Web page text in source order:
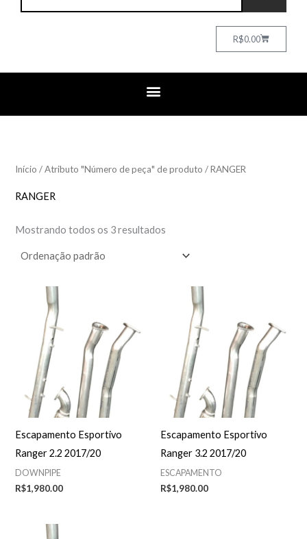
R$0.00Cart
Início / Atributo "Número de peça" de produto / RANGER
RANGER
Mostrando todos os 3 resultados
Escapamento Esportivo
Ranger 2.2 2017/20
DOWNPIPE
R$1,980.00
Escapamento Esportivo
Ranger 3.2 2017/20
ESCAPAMENTO
R$1,980.00